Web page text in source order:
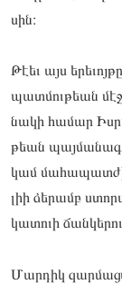
սին։
Թէեւ այս
պատ­մութեան
նակի հա­մար
թեան
կամ մա­հապատ­ժի
լիի ձե­րամբ
կա­տուի
Մար­դիկ